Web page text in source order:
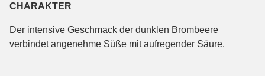
CHARAKTER
Der intensive Geschmack der dunklen Brombeere
verbindet angenehme Süße mit aufregender Säure.